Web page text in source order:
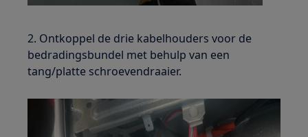
2. Ontkoppel de drie kabelhouders voor de
bedradingsbundel met behulp van een
tang/platte schroevendraaier.